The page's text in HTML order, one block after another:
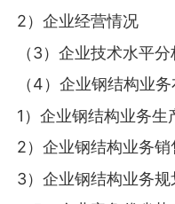
2）企业经营情况
（3）企业技术水平分
（4）企业钢结构业
1）企业钢结构业务生
2）企业钢结构业务
3）企业钢结构业务规